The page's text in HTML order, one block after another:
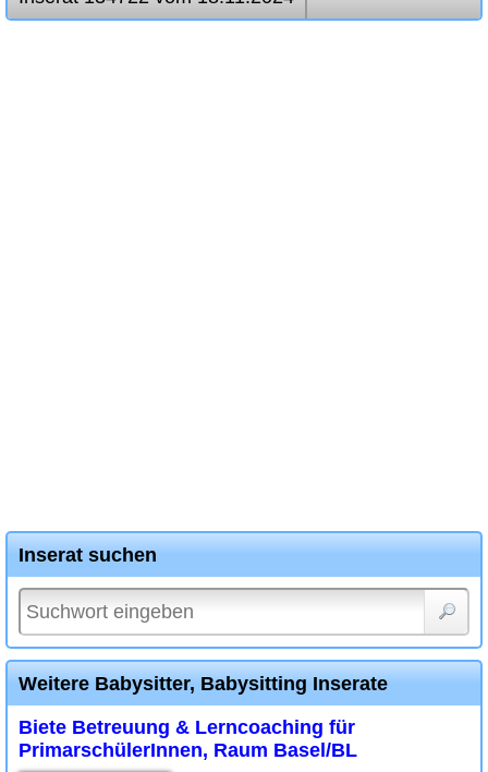
Inserat suchen
Weitere Babysitter, Babysitting Inserate
Biete Betreuung & Lerncoaching für
PrimarschülerInnen, Raum Basel/BL